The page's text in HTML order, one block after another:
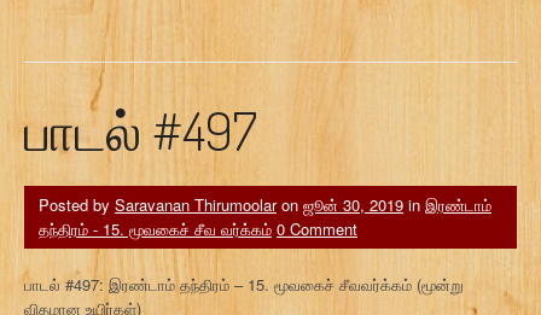
பாடல் #497
Posted by Saravanan Thirumoolaron ஜூன் 30, 2019 in இரண்டாம்
தந்திரம் - 15. மூவகைச் சீவ வர்க்கம் 0 Comment
பாடல் #497: இரண்டாம் தந்திரம் – 15. மூவகைச் சீவவர்க்கம் (மூன்று
விதமான உயிர்கள்)